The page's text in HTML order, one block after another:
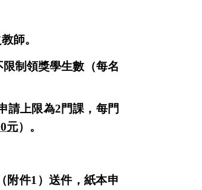
師。
制領獎學生數（每名
請上限為2門課， 每門
元）。
附件1 ）送件，紙本申